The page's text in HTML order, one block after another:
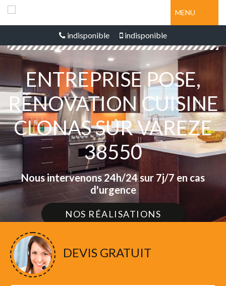
MENU
indisponible indisponible
ENTREPRISE POSE,
RÉNOVATION CUISINE
CLONAS SUR VAREZE
38550
Nous intervenons 24h/24 sur 7j/7 en cas
d'urgence
NOS RÉALISATIONS
DEVIS GRATUIT